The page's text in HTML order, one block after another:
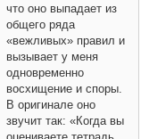
что оно выпадает из
общего ряда
«вежливых» правил и
вызывает у меня
одновременно
восхищение и споры.
В оригинале оно
звучит так: «Когда вы